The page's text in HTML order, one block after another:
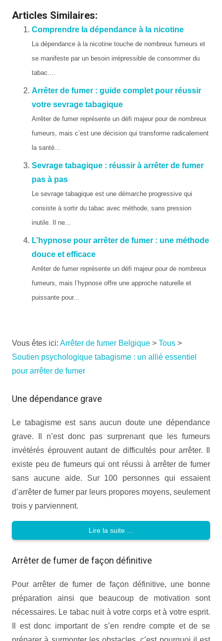
Articles Similaires:
Comprendre la dépendance à la nicotine
La dépendance à la nicotine touche de nombreux fumeurs et
se manifeste par un besoin irrépressible de consommer du
tabac....
Arrêter de fumer : guide complet pour réussir
votre sevrage tabagique
Arrêter de fumer représente un défi majeur pour de nombreux
fumeurs, mais c’est une décision qui transforme radicalement
la santé...
Sevrage tabagique : réussir à arrêter de fumer
pas à pas
Le sevrage tabagique est une démarche progressive qui
consiste à sortir du tabac avec méthode, sans pression
inutile. Il ne...
L’hypnose pour arrêter de fumer : une méthode
douce et efficace
Arrêter de fumer représente un défi majeur pour de nombreux
fumeurs, mais l’hypnose offre une approche naturelle et
puissante pour...
Vous êtes ici: Arrêter de fumer Belgique > Tous >
Soutien psychologique tabagisme : un allié essentiel
pour arrêter de fumer
Une dépendance grave
Le tabagisme est sans aucun doute une dépendance
grave. Il n’est donc pas surprenant que les fumeurs
invétérés éprouvent autant de difficultés pour arrêter. Il
existe peu de fumeurs qui ont réussi à arrêter de fumer
sans aucune aide. Sur 100 personnes qui essaient
d’arrêter de fumer par leurs propores moyens, seulement
trois y parviennent.
Lire la suite …
Arrêter de fumer de façon définitive
Pour arrêter de fumer de façon définitive, une bonne
préparation ainsi que beaucoup de motivation sont
nécessaires. Le tabac nuit à votre corps et à votre esprit.
Il est donc important de s’en rendre compte et de se